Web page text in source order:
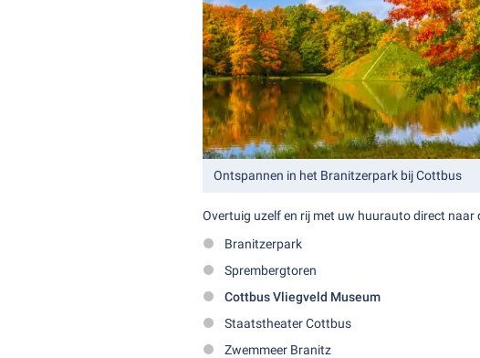
Ontspannen in het Branitzerpark bij Cottbus
Overtuig uzelf en rij met uw huurauto direct naar
Branitzerpark
Sprembergtoren
Cottbus Vliegveld Museum
Staatstheater Cottbus
Zwemmeer Branitz